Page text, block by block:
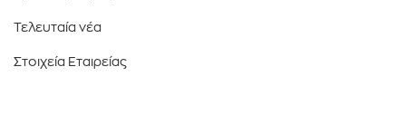
Τελευταία νέα
Στοιχεία Εταιρείας